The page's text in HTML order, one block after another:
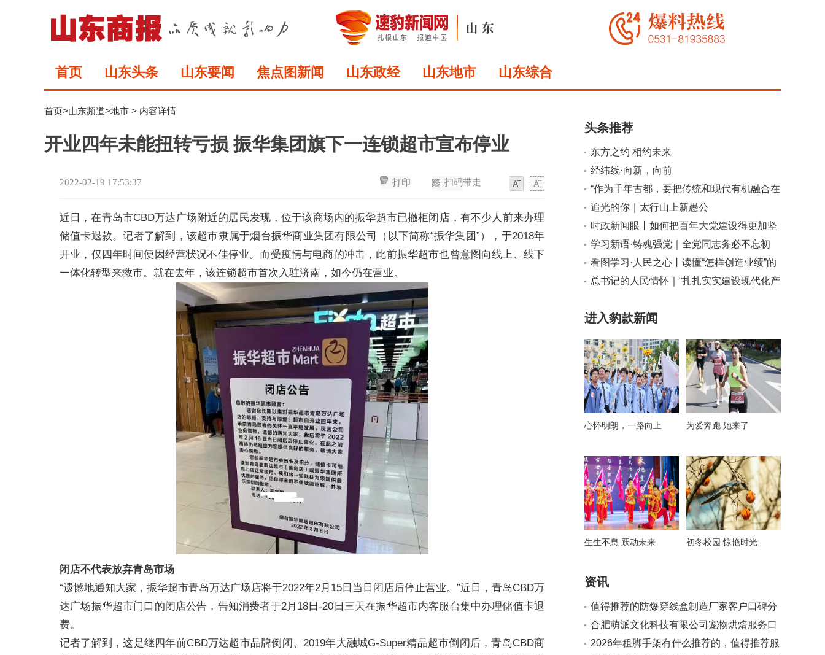
首页 山东头条 山东要闻 焦点图新闻 山东政经 山东地市 山东综合
首页>山东频道>地市 > 内容详情
开业四年未能扭转亏损 振华集团旗下一连锁超市宣布停业
2022-02-19 17:53:37
大
扫码带走
打印
近日，在青岛市CBD万达广场附近的居民发现，位于该商场内的振华超市已撤柜闭店，有不少人前来办理
储值卡退款。记者了解到，该超市隶属于烟台振华商业集团有限公司（以下简称“振华集团”），于2018年
开业，仅四年时间便因经营状况不佳停业。而受疫情与电商的冲击，此前振华超市也曾意图向线上、线下
一体化转型来救市。就在去年，该连锁超市首次入驻济南，如今仍在营业。
闭店不代表放弃青岛市场
“遗憾地通知大家，振华超市青岛万达广场店将于2022年2月15日当日闭店后停止营业。”近日，青岛CBD万
达广场振华超市门口的闭店公告，告知消费者于2月18日-20日三天在振华超市内客服台集中办理储值卡退
费。
记者了解到，这是继四年前CBD万达超市品牌倒闭、2019年大融城G-Super精品超市倒闭后，青岛CBD商
头条推荐
东方之约 相约未来
经纬线·向新，向前
“作为千年古都，要把传统和现代有机融合在
一起”
追光的你｜太行山上新愚公
时政新闻眼丨如何把百年大党建设得更加坚
强有力？总书记这样部署
学习新语·铸魂强党｜全党同志务必不忘初
心、牢记使命
看图学习·人民之心丨读懂“怎样创造业绩”的
实干路径
总书记的人民情怀｜“扎扎实实建设现代化产
进入豹款新闻
心怀明朗，一路向上 为爱奔跑 她来了
生生不息 跃动未来 初冬校园 惊艳时光
资讯
值得推荐的防爆穿线盒制造厂家客户口碑分
享
合肥萌派文化科技有限公司宠物烘焙服务口
碑如何
2026年租脚手架有什么推荐的，值得推荐服